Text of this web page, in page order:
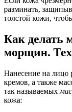
разминать,
толстой кожи,
Как делать
морщин.
Нанесение на лицо
кремов, а также
так называемых
кожа: